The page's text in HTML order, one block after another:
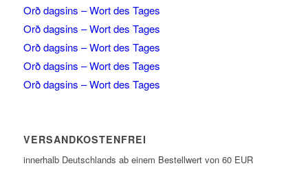
Orð dagsins – Wort des Tages
Orð dagsins – Wort des Tages
Orð dagsins – Wort des Tages
Orð dagsins – Wort des Tages
Orð dagsins – Wort des Tages
VERSANDKOSTENFREI
innerhalb Deutschlands ab einem Bestellwert von 60 EUR